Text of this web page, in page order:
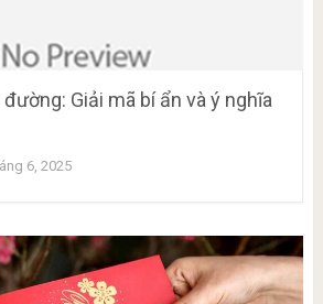
Giải mã bí ẩn và ý nghĩa
6, 2025